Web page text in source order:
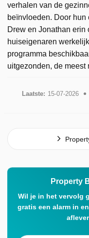
verhalen van de
beïnvloeden. Door
Drew en Jonathan erin
huiseigenaren
programma
uitgezonden, de meest
Laatste: 15-07-2026
Property
Wil je in het vervolg
gratis een alarm in